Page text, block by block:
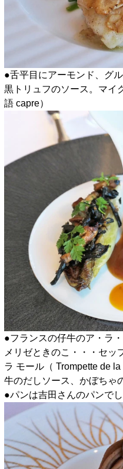
●舌平目にアーモンド、グ
黒トリュフのソース。マイ
語 capre）
●フランスの仔牛のア・ラ
メリゼときのこ・・・セッ
ラ モール（ Trompette de
牛のだしソース、かぼちゃ
●パンは吉田さんのパンで